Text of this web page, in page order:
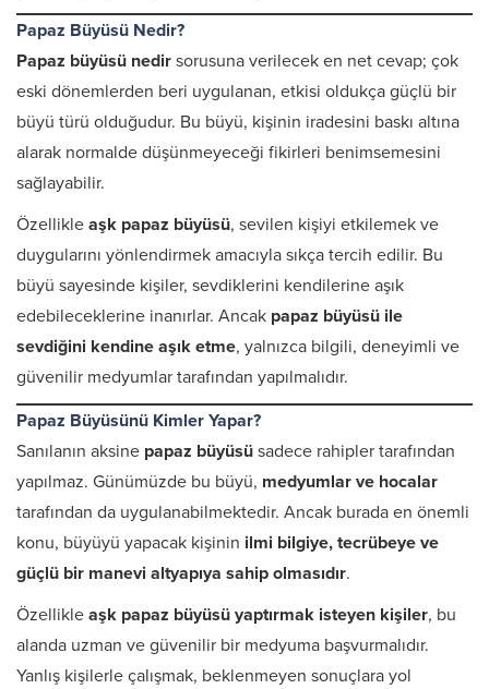
Papaz Büyüsü Nedir?
Papaz büyüsü nedir sorusuna verilecek en net cevap; çok
eski dönemlerden beri uygulanan, etkisi oldukça güçlü bir
büyü türü olduğudur. Bu büyü, kişinin iradesini baskı altına
alarak normalde düşünmeyeceği fikirleri benimsemesini
sağlayabilir.
Özellikle aşk papaz büyüsü, sevilen kişiyi etkilemek ve
duygularını yönlendirmek amacıyla sıkça tercih edilir. Bu
büyü sayesinde kişiler, sevdiklerini kendilerine aşık
edebileceklerine inanırlar. Ancak papaz büyüsü ile
sevdiğini kendine aşık etme, yalnızca bilgili, deneyimli ve
güvenilir medyumlar tarafından yapılmalıdır.
Papaz Büyüsünü Kimler Yapar?
Sanılanın aksine papaz büyüsü sadece rahipler tarafından
yapılmaz. Günümüzde bu büyü, medyumlar ve hocalar
tarafından da uygulanabilmektedir. Ancak burada en önemli
konu, büyüyü yapacak kişinin ilmi bilgiye, tecrübeye ve
güçlü bir manevi altyapıya sahip olmasıdır.
Özellikle aşk papaz büyüsü yaptırmak isteyen kişiler, bu
alanda uzman ve güvenilir bir medyuma başvurmalıdır.
Yanlış kişilerle çalışmak, beklenmeyen sonuçlara yol